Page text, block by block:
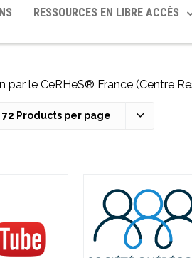
RESSOURCES EN LIBRE ACCÈS
par le CeRHeS® France (Centre
72 Products per page